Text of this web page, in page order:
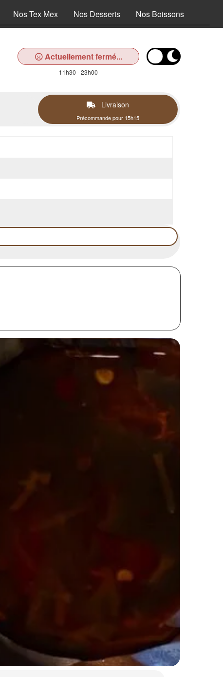
Nos Tex Mex Nos Desserts Nos Boissons
Actuellement fermé...
11h30 - 23h00
Livraison
Précommande pour 15h15